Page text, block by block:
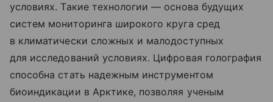
условиях. Такие технологии — основа будущих
систем мониторинга широкого круга сред
в климатически сложных и малодоступных
для исследований условиях. Цифровая голография
способна стать надежным инструментом
биоиндикации в Арктике, позволяя ученым